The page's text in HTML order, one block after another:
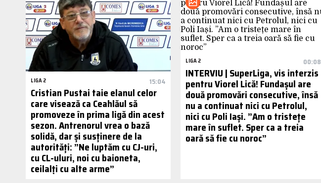
LIGA 2 15:04
Cristian Pustai taie elanul celor
care visează ca Ceahlăul să
promoveze în prima ligă din acest
sezon. Antrenorul vrea o bază
solidă, dar și susținere de la
autorități: ”Ne luptăm cu CJ-uri,
cu CL-uluri, noi cu baioneta,
ceilalți cu alte arme”
LIGA 2 00:08
INTERVIU | SuperLiga, vis interzis
pentru Viorel Lică! Fundașul are
două promovări consecutive, însă
nu a continuat nici cu Petrolul,
nici cu Poli Iași. ”Am o tristețe
mare în suflet. Sper ca a treia
oară să fie cu noroc”